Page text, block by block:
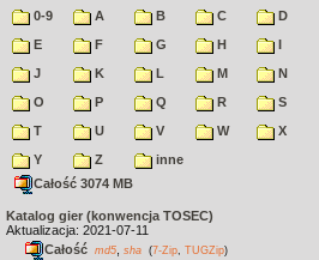
0-9 A B C
D
E
F G H
I
J
K L M
N
O
P Q R
S
T
U V W
X
Y
Z
inne
Całość 3074 MB
Katalog gier (konwencja TOSEC)
Aktualizacja: 2021-07-11
Całość md5 sha (7-Zip TUGZip)